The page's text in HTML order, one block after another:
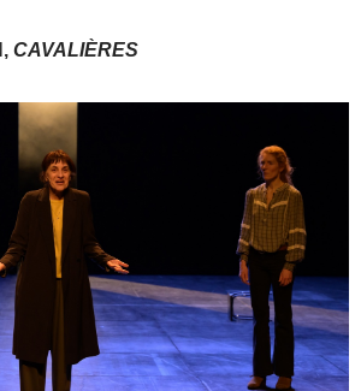
CAVALIÈRES